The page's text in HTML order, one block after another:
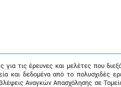
για τις έρευνες και μελέτες που
και δεδομένα από το πολυσχιδές
Αναγκών Απασχόλησης σε